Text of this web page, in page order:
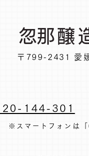
忽那醸
〒799-2431 愛
144-301
※スマートフォンは